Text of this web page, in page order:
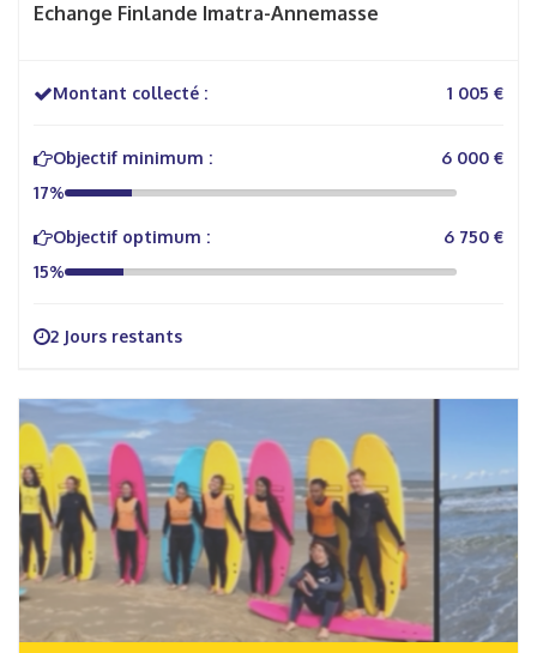
Echange Finlande Imatra-Annemasse
Montant collecté : 1 005 €
Objectif minimum :
6 000 €
17%
Objectif optimum :
6 750 €
15%
2 Jours restants